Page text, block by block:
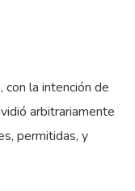
con la intención de
arbitrariamente
permitidas, y